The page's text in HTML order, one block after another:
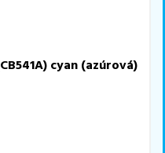
cyan (azúrová)